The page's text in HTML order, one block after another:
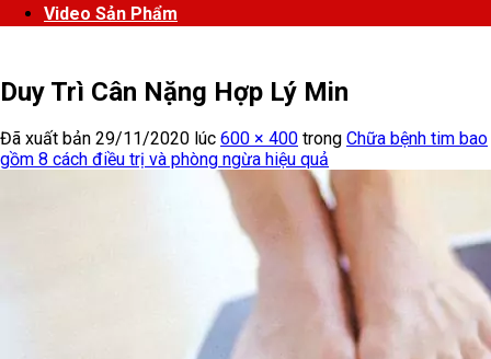
Video Sản Phẩm
Duy Trì Cân Nặng Hợp Lý Min
Đã xuất bản 29/11/2020 lúc 600 × 400 trong Chữa bệnh tim bao
gồm 8 cách điều trị và phòng ngừa hiệu quả